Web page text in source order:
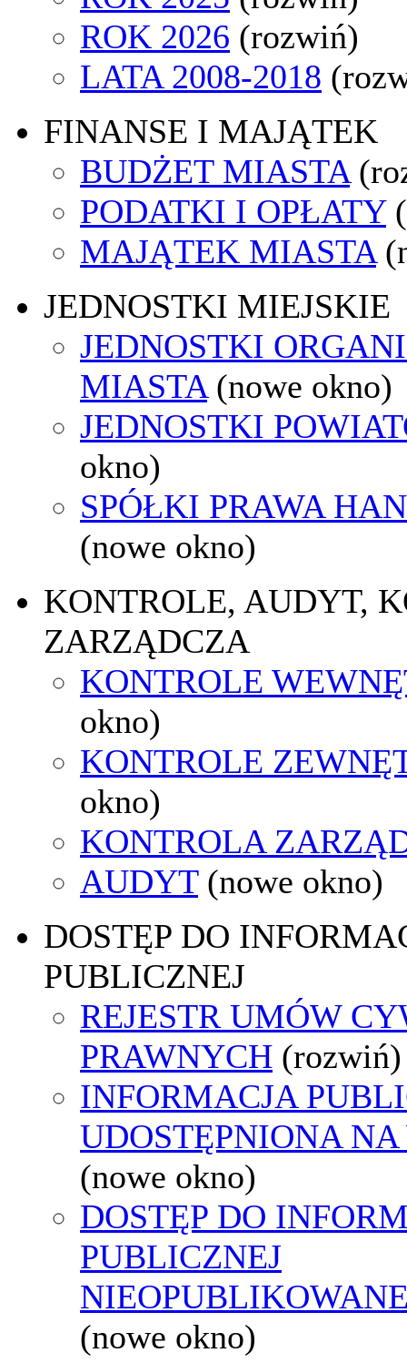
ROK 2026 (rozwiń)
LATA 2008-2018
FINANSE I MAJĄTEK
BUDŻET MIASTA
PODATKI I OPŁATY
MAJĄTEK MIASTA
JEDNOSTKI MIEJSKIE
JEDNOSTKI
MIASTA (nowe okno)
JEDNOSTKI
okno)
SPÓŁKI PRAWA
(nowe okno)
KONTROLE, AUDYT,
ZARZĄDCZA
KONTROLE
okno)
KONTROLE
okno)
KONTROLA
AUDYT (nowe okno)
DOSTĘP DO
PUBLICZNEJ
REJESTR UMÓW
PRAWNYCH (rozwiń)
INFORMACJA
UDOSTĘPNIONA
(nowe okno)
DOSTĘP DO
PUBLICZNEJ
(nowe okno)